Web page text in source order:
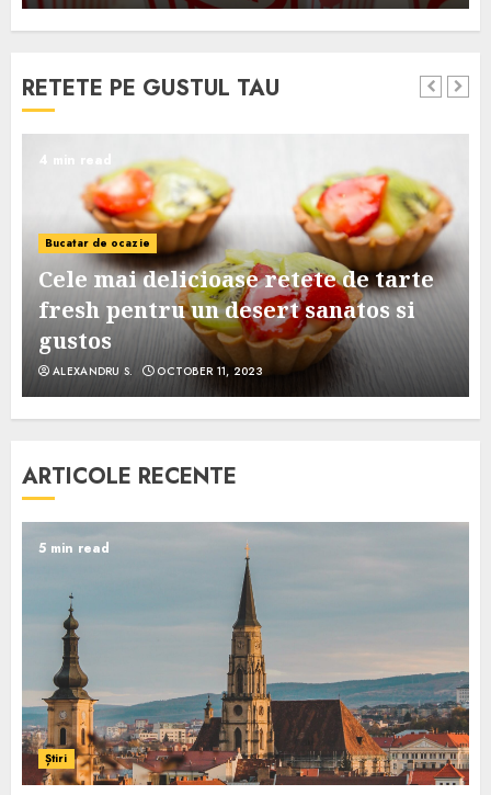
RETETE PE GUSTUL TAU
4 min read
Bucatar de ocazie
Cele mai delicioase retete de tarte
fresh pentru un desert sanatos si
gustos
ALEXANDRU S. OCTOBER 11, 2023
ARTICOLE RECENTE
5 min read
Știri